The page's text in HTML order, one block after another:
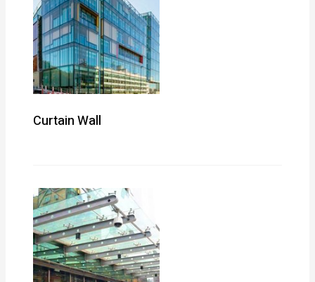
Curtain Wall